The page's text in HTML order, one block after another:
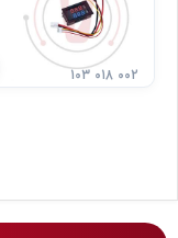
۱۰۳ ۰۱۸ ۰۰۲